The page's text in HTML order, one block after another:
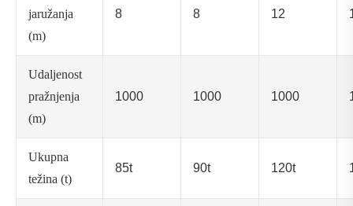
jaružanja
(m)
8 8 12
Udaljenost
pražnjenja
(m)
1000 1000 1000
Ukupna
težina (t)
85t 90t 120t